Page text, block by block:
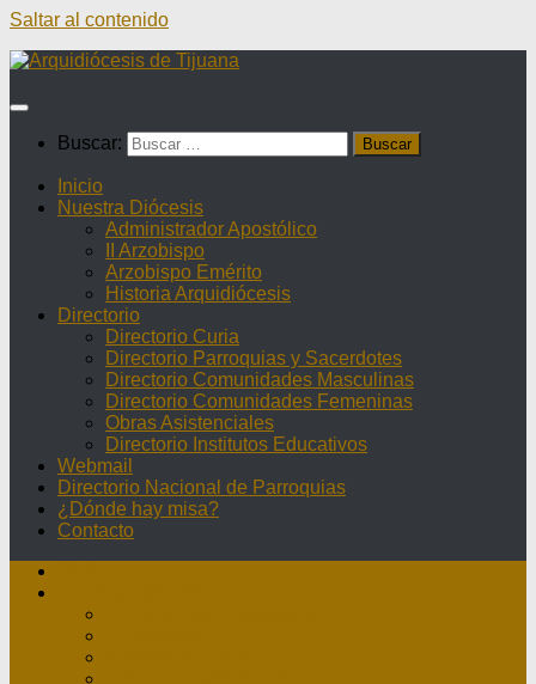
Saltar al contenido
Buscar:
Inicio
Nuestra Diócesis
Administrador Apostólico
II Arzobispo
Arzobispo Emérito
Historia Arquidiócesis
Directorio
Directorio Curia
Directorio Parroquias y Sacerdotes
Directorio Comunidades Masculinas
Directorio Comunidades Femeninas
Obras Asistenciales
Directorio Institutos Educativos
Webmail
Directorio Nacional de Parroquias
¿Dónde hay misa?
Contacto